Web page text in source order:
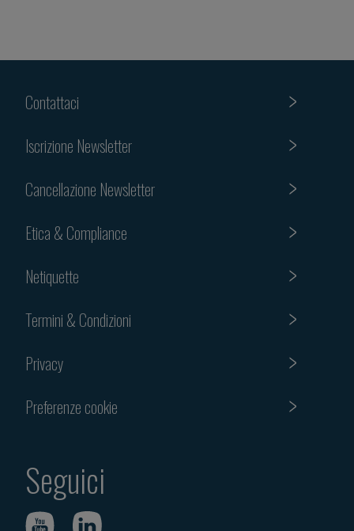
Contattaci
Iscrizione Newsletter
Cancellazione Newsletter
Etica & Compliance
Netiquette
Termini & Condizioni
Privacy
Preferenze cookie
Seguici